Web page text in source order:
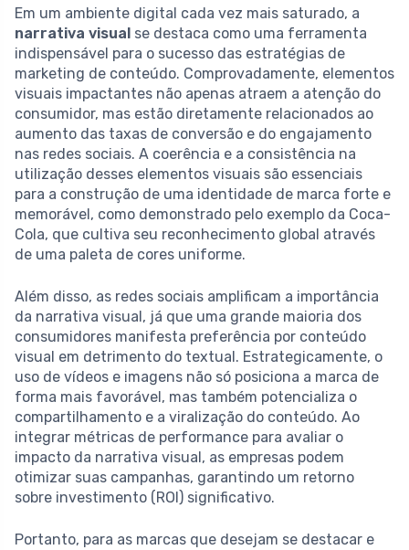
Em um ambiente digital cada vez mais saturado, a
narrativa visual se destaca como uma ferramenta
indispensável para o sucesso das estratégias de
marketing de conteúdo. Comprovadamente, elementos
visuais impactantes não apenas atraem a atenção do
consumidor, mas estão diretamente relacionados ao
aumento das taxas de conversão e do engajamento
nas redes sociais. A coerência e a consistência na
utilização desses elementos visuais são essenciais
para a construção de uma identidade de marca forte e
memorável, como demonstrado pelo exemplo da Coca-
Cola, que cultiva seu reconhecimento global através
de uma paleta de cores uniforme.
Além disso, as redes sociais amplificam a importância
da narrativa visual, já que uma grande maioria dos
consumidores manifesta preferência por conteúdo
visual em detrimento do textual. Estrategicamente, o
uso de vídeos e imagens não só posiciona a marca de
forma mais favorável, mas também potencializa o
compartilhamento e a viralização do conteúdo. Ao
integrar métricas de performance para avaliar o
impacto da narrativa visual, as empresas podem
otimizar suas campanhas, garantindo um retorno
sobre investimento (ROI) significativo.
Portanto, para as marcas que desejam se destacar e